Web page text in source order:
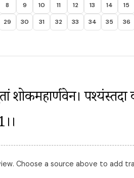
8 9 10 11 12 13 14 15
29 30 31 32 33 34 35 36
शोकमहार्णवेन।
Choose a source above to add